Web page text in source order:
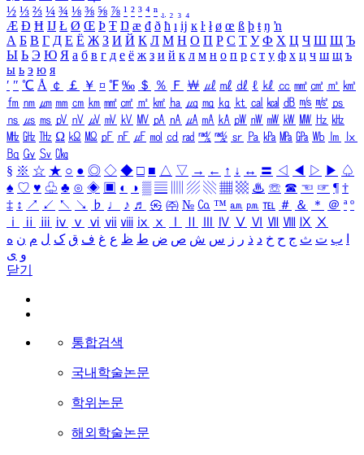
½ ⅓ ⅔ ¼ ¾ ⅛ ⅜ ⅝ ⅞ ¹ ² ³ ⁴ ⁿ ₁ ₂ ₃ ₄
Æ Ð Ħ Ĳ Ł Ø Œ Þ Ŧ Ŋ æ đ ð ħ ı ĳ ĸ ŀ ł ø œ ß þ ŧ ŋ ŉ
А Б В Г Д Е Ё Ж З И Й К Л М Н О П Р С Т У Ф Х Ц Ч Ш Щ Ъ
Ы Ь Э Ю Я а б в г д е ё ж з и й к л м н о п р с т у ф х ц ч ш щ ъ
ы ь э ю я
′ ″ ℃ Å ￠ ￡ ￥ ¤ ℉ ‰ ＄ ％ Ｆ ￦ ㎕ ㎖ ㎗ ℓ ㎘ ㏄ ㎣ ㎤ ㎥ ㎦
㎙ ㎚ ㎛ ㎜ ㎝ ㎞ ㎟ ㎠ ㎡ ㎢ ㏊ ㎍ ㎎ ㎏ ㏏ ㎈ ㎉ ㏈ ㎧ ㎨ ㎰
㎱ ㎲ ㎳ ㎴ ㎵ ㎶ ㎷ ㎸ ㎹ ㎀ ㎁ ㎂ ㎃ ㎄ ㎺ ㎻ ㎽ ㎾ ㎿ ㎐ ㎑
㎒ ㎓ ㎔ Ω ㏀ ㏁ ㎊ ㎋ ㎌ ㏖ ㏅ ㎭ ㎮ ㎯ ㏛ ㎩ ㎪ ㎫ ㎬ ㏝ ㏐
㏓
㏃ ㏉ ㏜ ㏆
§ ※ ☆ ★ ○ ● ◎ ◇ ◆ □ ■ △ ▽ → ← ↑ ↓ ↔ 〓 ◁ ◀ ▷ ▶ ♤
♠ ♡ ♥ ♧ ♣ ⊙ ◈ ▣ ◐ ◑ ▒ ▤ ▨ ▧ ▦ ▩ ♨ ☏ ☎ ☜ ☞ ¶ †
‡ ↕ ↗ ↙ ↖ ↘ ♭ ♩ ♪ ♬ ㉿ ㈜ № ㏇ ™ ㏂ ㏘ ℡ ＃ ＆ ＊ ＠ ª º
ⅰ
ⅱ ⅲ ⅳ ⅴ ⅵ ⅶ ⅷ ⅸ ⅹ Ⅳ Ⅴ Ⅵ Ⅶ Ⅷ Ⅸ Ⅹ
ب ت ث ج ح خ د ذ ر ز س ش ص ض ط ظ ع غ ف ق ک ل م ن ه
و ی
닫기
통합검색
국내학술논문
학위논문
해외학술논문